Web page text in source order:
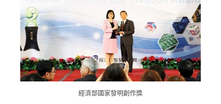
經濟部國家發明創作獎